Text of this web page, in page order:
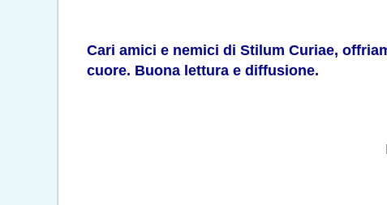
Cari amici e nemici di Stilum Curiae,
cuore. Buona lettura e diffusione.